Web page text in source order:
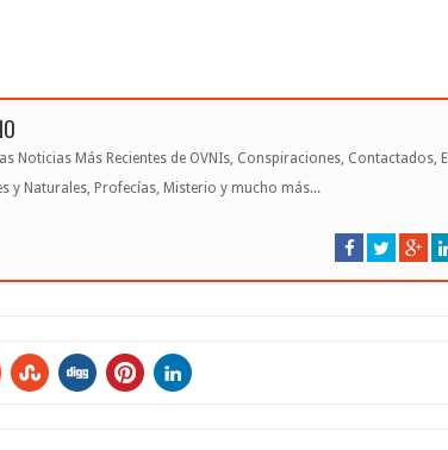
Noticias Más Recientes de OVNIs, Conspiraciones, Contactados,
y Naturales, Profecías, Misterio y mucho más...